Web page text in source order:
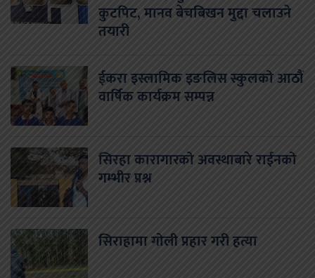
कुटपिट, मानव बेचबिखन मुद्दा चलाउने
तयारी
ईकरा इस्लामिक इङलिस स्कुलको आठौं
वार्षिक कार्यक्रम सम्पन्न
सिरहा कारागारको अवस्थाबारे राईनको
गम्भीर प्रश्न
सिराहामा गोली प्रहार गरी हत्या